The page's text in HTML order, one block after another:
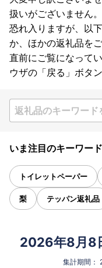
扱いがございません。
恐れ入りますが、以
か、ほかの返礼品を
直前にご覧になって
ウザの「戻る」ボタ
いま注目のキーワード
トイレットペーパー
梨 テッパン返礼品
2026年8月8
集計期間：